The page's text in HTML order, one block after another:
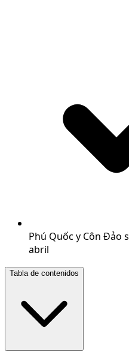
Phú Quốc y Côn Đảo
abril
Tabla de contenidos